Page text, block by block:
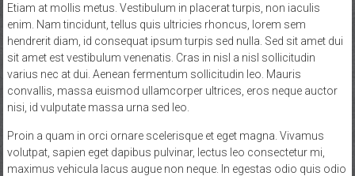
Etiam at mollis metus. Vestibulum in placerat turpis, non iaculis
enim. Nam tincidunt, tellus quis ultricies rhoncus, lorem sem
hendrerit diam, id consequat ipsum turpis sed nulla. Sed sit amet dui
sit amet est vestibulum venenatis. Cras in nisl a nisl sollicitudin
varius nec at dui. Aenean fermentum sollicitudin leo. Mauris
convallis, massa euismod ullamcorper ultrices, eros neque auctor
nisi, id vulputate massa urna sed leo.
Proin a quam in orci ornare scelerisque et eget magna. Vivamus
volutpat, sapien eget dapibus pulvinar, lectus leo consectetur mi,
maximus vehicula lacus augue non neque. In egestas odio quis odio